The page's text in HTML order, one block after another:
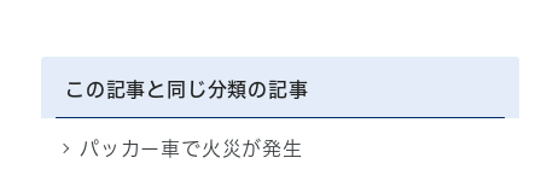
この記事と同じ分類の記事
パッカー車で火災が発生